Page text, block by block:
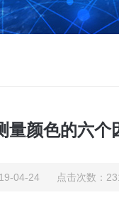
量颜色的六个
04-24 点击次数：